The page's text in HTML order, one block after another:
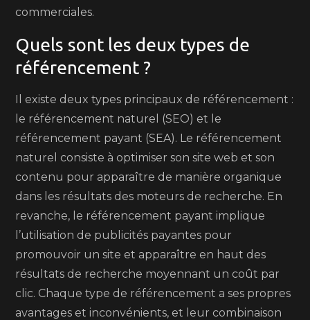
commerciales.
Quels sont les deux types de
référencement ?
Il existe deux types principaux de référencement :
le référencement naturel (SEO) et le
référencement payant (SEA). Le référencement
naturel consiste à optimiser son site web et son
contenu pour apparaître de manière organique
dans les résultats des moteurs de recherche. En
revanche, le référencement payant implique
l’utilisation de publicités payantes pour
promouvoir un site et apparaître en haut des
résultats de recherche moyennant un coût par
clic. Chaque type de référencement a ses propres
avantages et inconvénients, et leur combinaison